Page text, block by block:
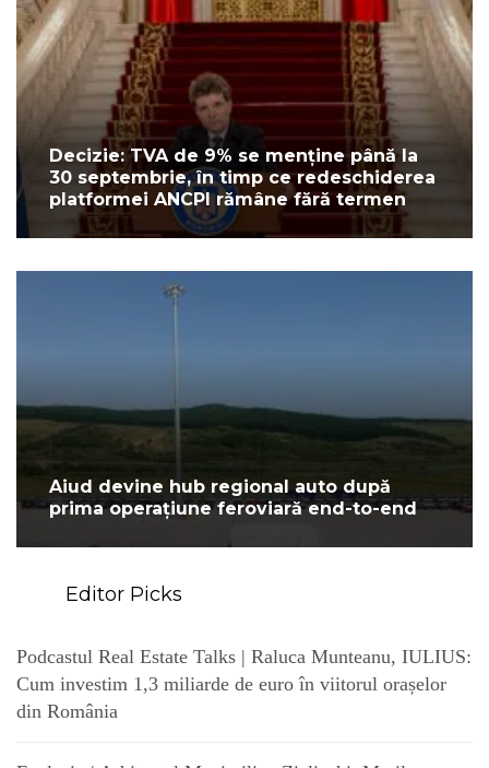
Decizie: TVA de 9% se menține până la
30 septembrie, în timp ce redeschiderea
platformei ANCPI rămâne fără termen
Aiud devine hub regional auto după
prima operațiune feroviară end-to-end
Editor Picks
Podcastul Real Estate Talks | Raluca Munteanu, IULIUS:
Cum investim 1,3 miliarde de euro în viitorul orașelor
din România